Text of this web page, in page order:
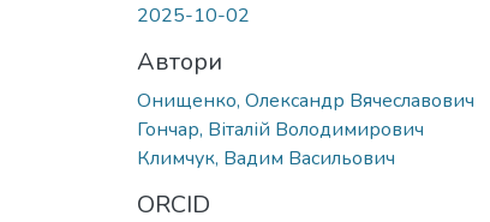
2025-10-02
Автори
Онищенко, Олександр Вячеславович
Гончар, Віталій Володимирович
Климчук, Вадим Васильович
ORCID